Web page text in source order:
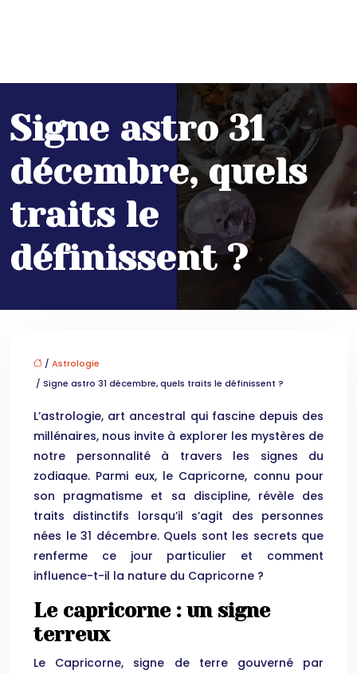
Signe astro 31
décembre, quels
traits le
définissent ?
/ Astrologie
/ Signe astro 31 décembre, quels traits le définissent ?
L’astrologie, art ancestral qui fascine depuis des
millénaires, nous invite à explorer les mystères de
notre personnalité à travers les signes du
zodiaque. Parmi eux, le Capricorne, connu pour
son pragmatisme et sa discipline, révèle des
traits distinctifs lorsqu’il s’agit des personnes
nées le 31 décembre. Quels sont les secrets que
renferme ce jour particulier et comment
influence-t-il la nature du Capricorne ?
Le capricorne : un signe
terreux
Le Capricorne, signe de terre gouverné par